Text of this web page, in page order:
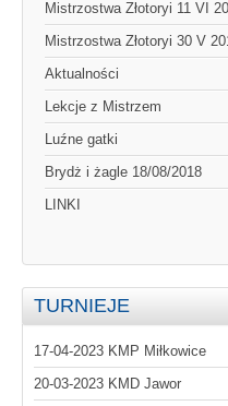
Mistrzostwa Złotoryi 11 VI
Mistrzostwa Złotoryi 30 V
Aktualności
Lekcje z Mistrzem
Luźne gatki
Brydż i żagle 18/08/2018
LINKI
TURNIEJE
17-04-2023 KMP Miłkowice
20-03-2023 KMD Jawor